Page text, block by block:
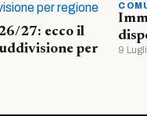
27: ecco il
per
9